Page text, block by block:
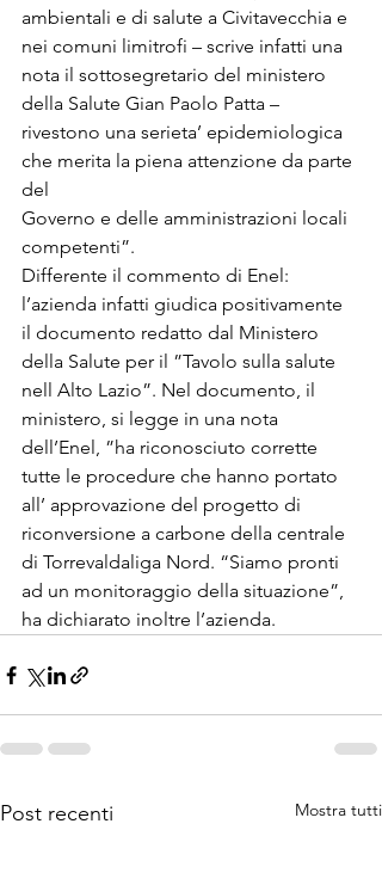
ambientali e di salute a Civitavecchia e
nei comuni limitrofi – scrive infatti una
nota il sottosegretario del ministero
della Salute Gian Paolo Patta –
rivestono una serieta’ epidemiologica
che merita la piena attenzione da parte
del
Governo e delle amministrazioni locali
competenti”.
Differente il commento di Enel:
l’azienda infatti giudica positivamente
il documento redatto dal Ministero
della Salute per il ”Tavolo sulla salute
nell Alto Lazio”. Nel documento, il
ministero, si legge in una nota
dell’Enel, ”ha riconosciuto corrette
tutte le procedure che hanno portato
all’ approvazione del progetto di
riconversione a carbone della centrale
di Torrevaldaliga Nord. “Siamo pronti
ad un monitoraggio della situazione”,
ha dichiarato inoltre l’azienda.
Post recenti Mostra tutti